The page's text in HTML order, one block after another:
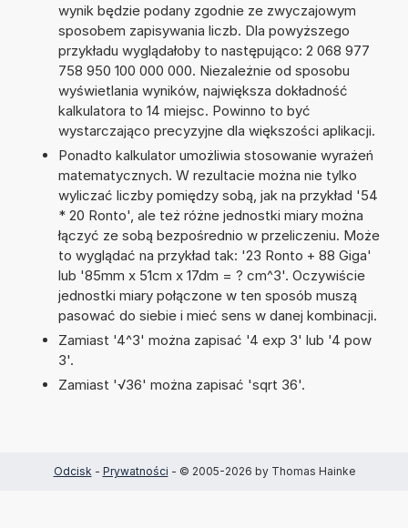
wynik będzie podany zgodnie ze zwyczajowym
sposobem zapisywania liczb. Dla powyższego
przykładu wyglądałoby to następująco: 2 068 977
758 950 100 000 000. Niezależnie od sposobu
wyświetlania wyników, największa dokładność
kalkulatora to 14 miejsc. Powinno to być
wystarczająco precyzyjne dla większości aplikacji.
Ponadto kalkulator umożliwia stosowanie wyrażeń
matematycznych. W rezultacie można nie tylko
wyliczać liczby pomiędzy sobą, jak na przykład '54
* 20 Ronto', ale też różne jednostki miary można
łączyć ze sobą bezpośrednio w przeliczeniu. Może
to wyglądać na przykład tak: '23 Ronto + 88 Giga'
lub '85mm x 51cm x 17dm = ? cm^3'. Oczywiście
jednostki miary połączone w ten sposób muszą
pasować do siebie i mieć sens w danej kombinacji.
Zamiast '4^3' można zapisać '4 exp 3' lub '4 pow
3'.
Zamiast '√36' można zapisać 'sqrt 36'.
Odcisk - Prywatności - © 2005-2026 by Thomas Hainke